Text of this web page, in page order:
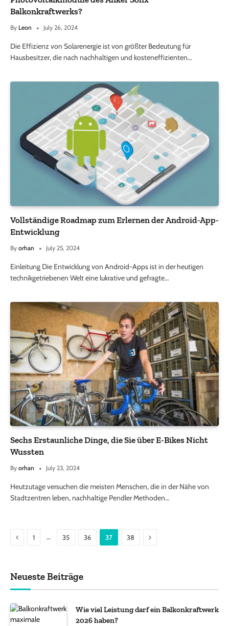
Balkonkraftwerks?
By Leon July 26, 2024
Die Effizienz von Solarenergie ist von größter Bedeutung für
Hausbesitzer, die nach nachhaltigen und kosteneffizienten…
Vollständige Roadmap zum Erlernen der Android-App-
Entwicklung
By orhan July 25, 2024
Einleitung Die Entwicklung von Android-Apps ist in der heutigen
technikgetriebenen Welt eine lukrative und gefragte…
Sechs Erstaunliche Dinge, die Sie über E-Bikes Nicht
Wussten
By orhan July 23, 2024
Heutzutage versuchen die meisten Menschen, die in der Nähe von
Stadtzentren leben, nachhaltige Pendler Methoden…
Previous
1 … 35 36 37 38 Next
Neueste Beiträge
Wie viel Leistung darf ein Balkonkraftwerk
2026 haben?